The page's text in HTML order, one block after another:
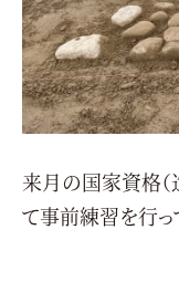
来月の国家資格
て事前練習を行っ